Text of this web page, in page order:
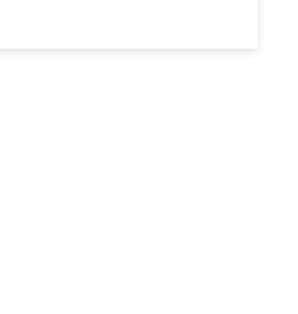
。エッジィなコーデもマッ